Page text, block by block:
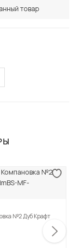
товар
№2 Дуб Крафт